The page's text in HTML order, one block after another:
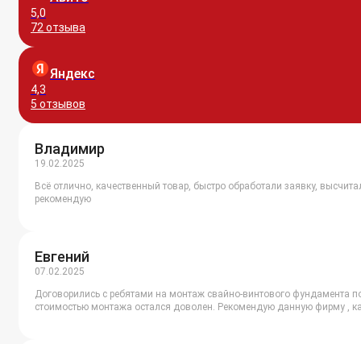
5,0
72 отзыва
Яндекс
4,3
5 отзывов
Владимир
19.02.2025
Всё отлично, качественный товар, быстро обработали заявку,
рекомендую
Евгений
07.02.2025
Договорились с ребятами на монтаж свайно-винтового фундамента
стоимостью монтажа остался доволен. Рекомендую данную фирму ,